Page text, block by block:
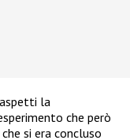
la
che però
si era concluso